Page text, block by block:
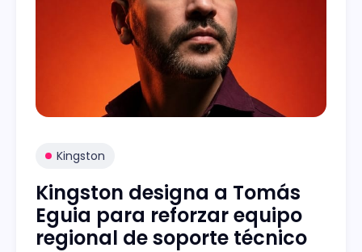
Kingston
Kingston designa a Tomás
Eguia para reforzar equipo
regional de soporte técnico